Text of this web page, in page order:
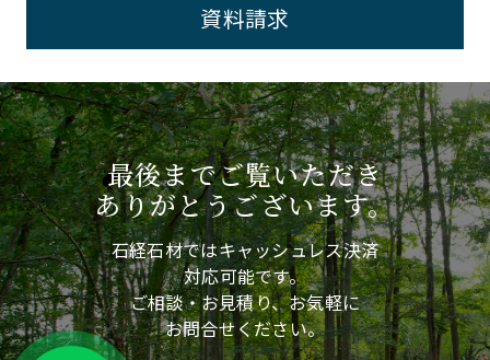
資料請求
最後までご覧いただき
ありがとうございます。
石経石材ではキャッシュレス決済
対応可能です。
ご相談・お見積り、お気軽に
お問合せください。